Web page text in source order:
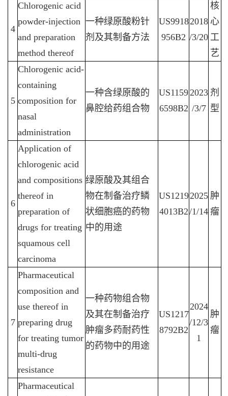
4
Chlorogenic acid
powder-injection
and preparation
method thereof
一种绿原酸粉针
剂及其制备方法
US9918
956B2
2018
/3/20
核
心
工
艺
5
Chlorogenic acid-
containing
composition for
nasal
administration
一种含绿原酸的
鼻腔给药组合物
US1159
6598B2
2023
/3/7
剂
型
6
Application of
chlorogenic acid
and compositions
thereof in
preparation of
drugs for treating
squamous cell
carcinoma
绿原酸及其组合
物在制备治疗鳞
状细胞癌的药物
中的用途
US1219
4013B2
2025
/1/14
肿
瘤
7
Pharmaceutical
composition and
use thereof in
preparing drug
for treating tumor
multi-drug
resistance
一种药物组合物
及其在制备治疗
肿瘤多药耐药性
的药物中的用途
US1217
8792B2
2024
/12/3
1
肿
瘤
Pharmaceutical